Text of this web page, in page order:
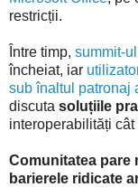
restricții.
Între timp, summit-
încheiat, iar
sub înaltul patronaj
discuta soluțiile
interoperabilități cât
Comunitatea pare
barierele ridicate